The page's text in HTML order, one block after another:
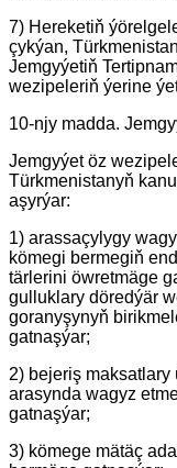
7) Hereketiň
çykýan,
Jemgyýetiň
wezipeleriň ýerine
10-njy madda.
Jemgyýet öz
Türkmenistanyň
aşyrýar:
1) arassaçylygy
kömegi bermegiň
tärlerini öwretmäge
gulluklary döredýär
goranyşynyň
gatnaşýar;
2) bejeriş
arasynda wagyz
gatnaşýar;
3) kömege mätäç